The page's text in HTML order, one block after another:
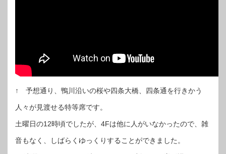
↑ 予想通り、鴨川沿いの桜や四条大橋、四条通を行きかう
人々が見渡せる特等席です。
土曜日の12時頃でしたが、4Fは他に人がいなかったので、雑
音もなく、しばらくゆっくりすることができました。